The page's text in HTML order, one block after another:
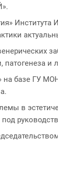
и
на базе ГУ
в